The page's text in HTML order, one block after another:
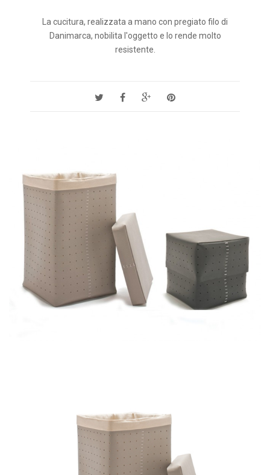
La cucitura, realizzata a mano con pregiato filo di
Danimarca, nobilita l'oggetto e lo rende molto
resistente.